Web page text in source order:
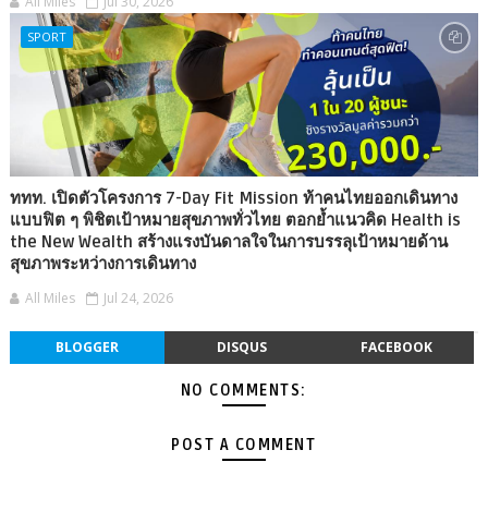
SPORT
ททท. เปิดตัวโครงการ 7-Day Fit Mission ท้าคนไทยออกเดินทาง
แบบฟิต ๆ พิชิตเป้าหมายสุขภาพทั่วไทย ตอกย้ำแนวคิด Health is
the New Wealth สร้างแรงบันดาลใจในการบรรลุเป้าหมายด้าน
สุขภาพระหว่างการเดินทาง
All Miles Jul 24, 2026
BLOGGER DISQUS FACEBOOK
NO COMMENTS:
POST A COMMENT